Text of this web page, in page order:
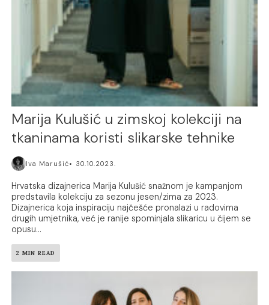
Marija Kulušić u zimskoj kolekciji na
tkaninama koristi slikarske tehnike
Iva Marušić 30.10.2023.
Hrvatska dizajnerica Marija Kulušić snažnom je kampanjom
predstavila kolekciju za sezonu jesen/zima za 2023.
Dizajnerica koja inspiraciju najčešće pronalazi u radovima
drugih umjetnika, već je ranije spominjala slikaricu u čijem se
opusu...
2 MIN READ